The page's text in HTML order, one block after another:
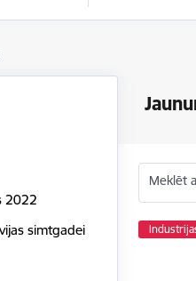
2022
simtgadei
Meklēt